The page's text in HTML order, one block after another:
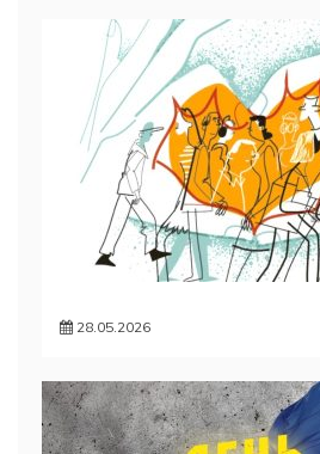
28.05.2026